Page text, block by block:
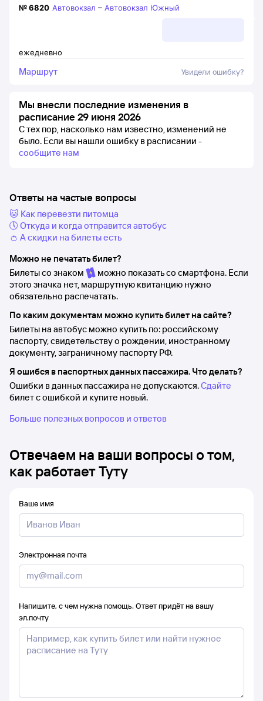
ежедневно
№6820 Автовокзал – Автовокзал Южный
Маршрут Увидели ошибку?
Мы внесли последние изменения в
расписание 29 июня 2026
С тех пор, насколько нам известно, изменений не
было. Если вы нашли ошибку в расписании -
сообщите нам
Ответы на частые вопросы
🐱 Как перевезти питомца
🕔 Откуда и когда отправится автобус
👛 А скидки на билеты есть
Можно не печатать билет?
Билеты со знаком
можно показать со смартфона. Если
этого значка нет, маршрутную квитанцию нужно
обязательно распечатать.
По каким документам можно купить билет на сайте?
Билеты на автобус можно купить по: российскому
паспорту, свидетельству о рождении, иностранному
документу, заграничному паспорту РФ.
Я ошибся в паспортных данных пассажира. Что делать?
Ошибки в данных пассажира не допускаются.Сдайте
билет с ошибкой и купите новый.
Больше полезных вопросов и ответов
Отвечаем на ваши вопросы о том,
как работает Туту
Ваше имя
Электронная почта
Напишите, с чем нужна помощь. Ответ придёт на вашу
эл.почту